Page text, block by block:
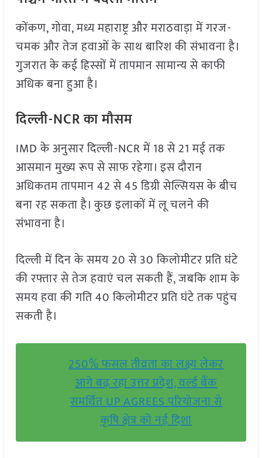
कोंकण, गोवा, मध्य महाराष्ट्र और मराठवाड़ा में गरज-
चमक और तेज हवाओं के साथ बारिश की संभावना है।
गुजरात के कई हिस्सों में तापमान सामान्य से काफी
अधिक बना हुआ है।
दिल्ली-NCR का मौसम
IMD के अनुसार दिल्ली-NCR में 18 से 21 मई तक
आसमान मुख्य रूप से साफ रहेगा। इस दौरान
अधिकतम तापमान 42 से 45 डिग्री सेल्सियस के बीच
बना रह सकता है। कुछ इलाकों में लू चलने की
संभावना है।
दिल्ली में दिन के समय 20 से 30 किलोमीटर प्रति घंटे
की रफ्तार से तेज हवाएं चल सकती हैं, जबकि शाम के
समय हवा की गति 40 किलोमीटर प्रति घंटे तक पहुंच
सकती है।
250% फसल तीव्रता का लक्ष्य लेकर
आगे बढ़ रहा उत्तर प्रदेश, वर्ल्ड बैंक
समर्थित UP AGREES परियोजना से
कृषि क्षेत्र को नई दिशा